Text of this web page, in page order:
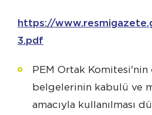
https://
3.pdf
PEM Ortak Komitesi'nin
belgelerinin kabulü ve
amacıyla kullanılması